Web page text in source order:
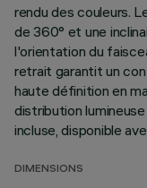
rendu des couleurs.
de 360° et une
l'orientation du
retrait garantit un
haute définition en
distribution
incluse, disponible
DIMENSIONS